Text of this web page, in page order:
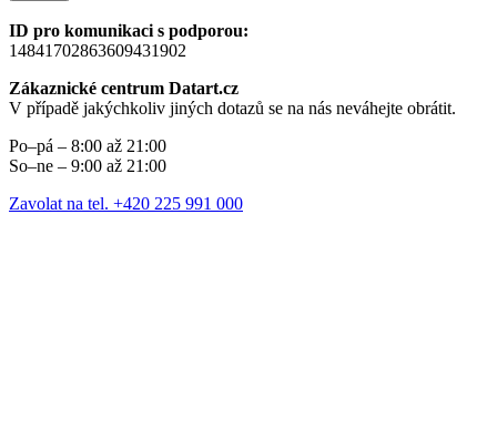
ID pro komunikaci s podporou:
14841702863609431902
Zákaznické centrum Datart.cz
V případě jakýchkoliv jiných dotazů se na nás neváhejte obrátit.
Po–pá – 8:00 až 21:00
So–ne – 9:00 až 21:00
Zavolat na tel. +420 225 991 000